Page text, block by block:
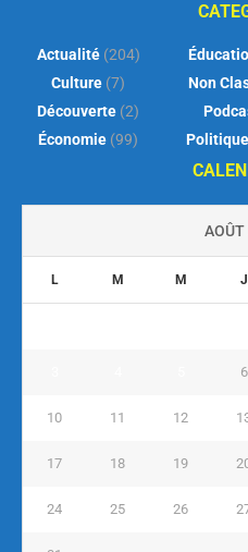
Actualité(204)
Culture (7)
Découverte (2)
Économie (99)
Non
Politique
L M M J
6
10 11 12
17 18 19
24 25 26